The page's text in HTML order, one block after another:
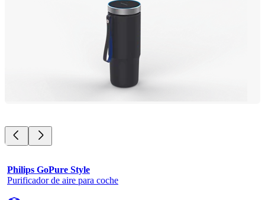
Philips GoPure Style
Purificador de aire para coche